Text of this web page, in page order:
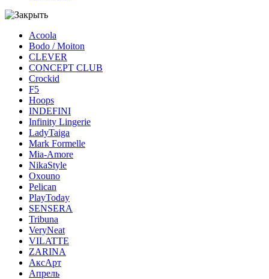
Acoola
Bodo / Moiton
CLEVER
CONCEPT CLUB
Crockid
F5
Hoops
INDEFINI
Infinity Lingerie
LadyTaiga
Mark Formelle
Mia-Amore
NikaStyle
Oxouno
Pelican
PlayToday
SENSERA
Tribuna
VeryNeat
VILATTE
ZARINA
АксАрт
Апрель